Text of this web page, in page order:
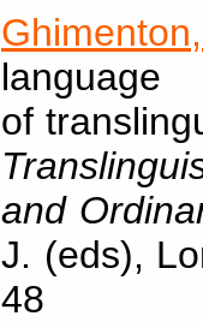
of
and
J. (eds),
48